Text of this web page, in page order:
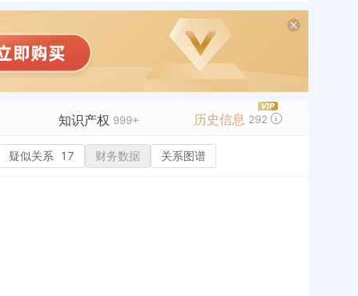
知识产权 999+ 历史信息 292
商标信息
99+
疑似关系 17 财务数据 关系图谱